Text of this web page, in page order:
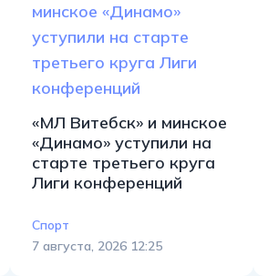
«МЛ Витебск» и минское
«Динамо» уступили на
старте третьего круга
Лиги конференций
Спорт
7 августа, 2026 12:25